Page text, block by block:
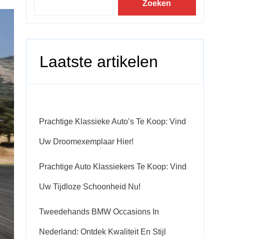
Zoeken
Laatste artikelen
Prachtige Klassieke Auto’s Te Koop: Vind
Uw Droomexemplaar Hier!
Prachtige Auto Klassiekers Te Koop: Vind
Uw Tijdloze Schoonheid Nu!
Tweedehands BMW Occasions In
Nederland: Ontdek Kwaliteit En Stijl